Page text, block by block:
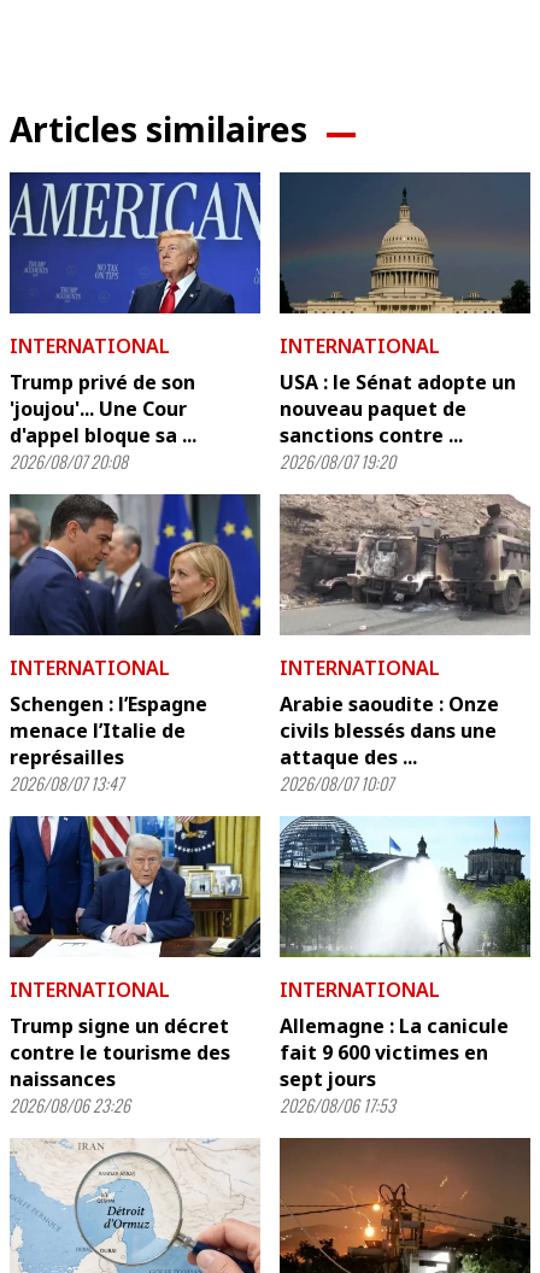
Articles similaires
INTERNATIONAL
Trump privé de son
'joujou'... Une Cour
d'appel bloque sa ...
2026/08/07 20:08
INTERNATIONAL
USA : le Sénat adopte un
nouveau paquet de
sanctions contre ...
2026/08/07 19:20
INTERNATIONAL
Schengen : l’Espagne
menace l’Italie de
représailles
2026/08/07 13:47
INTERNATIONAL
Arabie saoudite : Onze
civils blessés dans une
attaque des ...
2026/08/07 10:07
INTERNATIONAL
Trump signe un décret
contre le tourisme des
naissances
2026/08/06 23:26
INTERNATIONAL
Allemagne : La canicule
fait 9 600 victimes en
sept jours
2026/08/06 17:53